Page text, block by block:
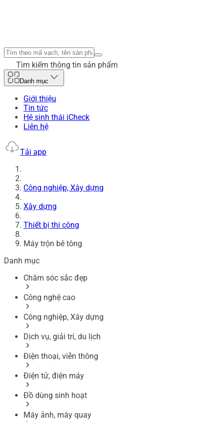
Tìm kiếm thông tin sản phẩm
Danh mục
Giới thiệu
Tin tức
Hệ sinh thái iCheck
Liên hệ
Tải app
Công nghiệp, Xây dựng
Xây dựng
Thiết bị thi công
Máy trộn bê tông
Danh mục
Chăm sóc sắc đẹp
Công nghệ cao
Công nghiệp, Xây dựng
Dịch vụ, giải trí, du lịch
Điện thoại, viễn thông
Điện tử, điện máy
Đồ dùng sinh hoạt
Máy ảnh, máy quay